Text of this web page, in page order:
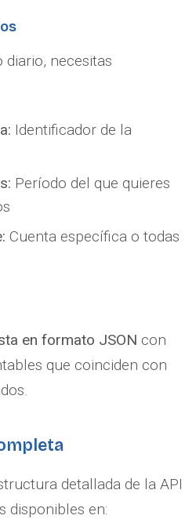
diario, necesitas
Identificador de la
Período del que quieres
Cuenta específica o todas
en formato JSON con
que coinciden con
detallada de la API
disponibles en: